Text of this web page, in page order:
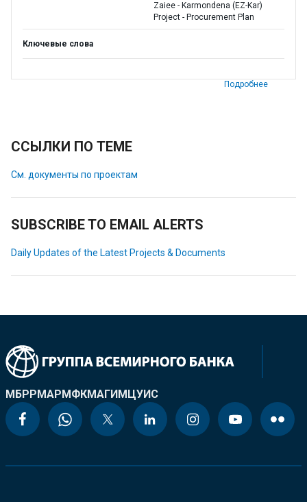
Zaiee - Karmondena (EZ-Kar)
Project - Procurement Plan
Ключевые слова
Подробнее
ССЫЛКИ ПО ТЕМЕ
См. документы по проектам
SUBSCRIBE TO EMAIL ALERTS
Daily Updates of the Latest Projects & Documents
МБРРМАРМФКМАГИМЦУИС